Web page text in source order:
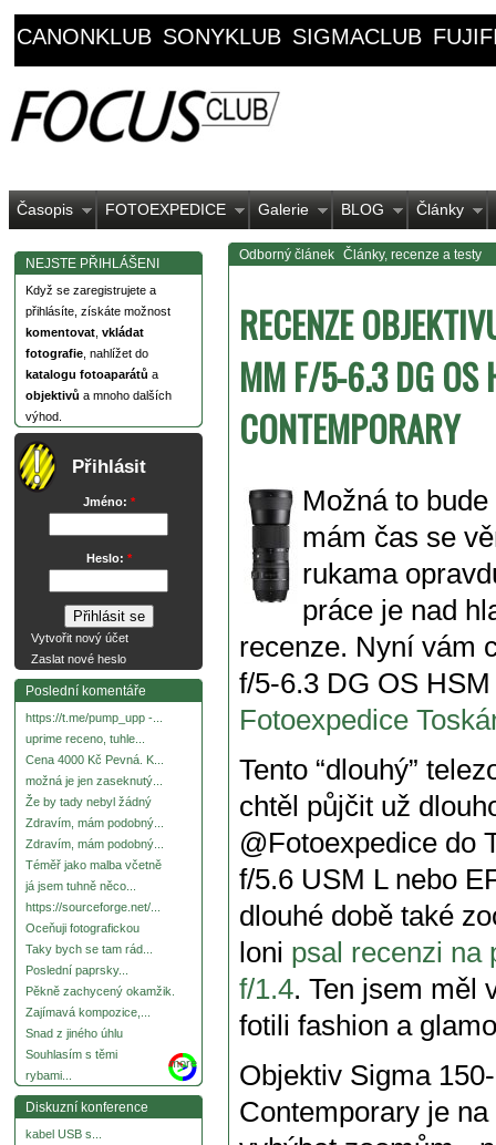
CANONKLUB SONYKLUB SIGMACLUB
Časopis FOTOEXPEDICE Galerie BLOG Články
NEJSTE PŘIHLÁŠENI
Když se zaregistrujete a
přihlásíte, získáte možnost
komentovat vkládat
fotografie , nahlížet do
katalogu fotoaparátů a
objektivů a mnoho dalších
výhod.
Přihlásit
Jméno: *
Heslo: *
Vytvořit nový účet
Zaslat nové heslo
Poslední komentáře
https://t.me/pump_upp -...
uprime receno, tuhle...
Cena 4000 Kč Pevná. K...
možná je jen zaseknutý...
Že by tady nebyl žádný
Zdravím, mám podobný...
Zdravím, mám podobný...
Téměř jako malba včetně
já jsem tuhně něco...
https://sourceforge.net/...
Oceňuji fotografickou
Taky bych se tam rád...
Poslední paprsky...
Pěkně zachycený okamžik.
Zajímavá kompozice,...
Snad z jiného úhlu
Souhlasím s těmi
rybami...
more
Diskuzní konference
kabel USB s...
Odborný článek Články, recenze a testy
RECENZE
MM F/5-6.3 DG OS
CONTEMPORARY
Možná to
mám čas se
rukama
práce je nad
recenze. Nyní vám
f/5-6.3 DG OS
Fotoexpedice
Tento “dlouhý”
chtěl půjčit už
@Fotoexpedice do
f/5.6 USM L nebo
dlouhé době také
loni psal recenzi na
f/1.4. Ten jsem měl
fotili fashion a
Objektiv Sigma
Contemporary je